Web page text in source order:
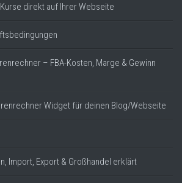
direkt auf Ihrer Webseite
– FBA-Kosten, Marge & Gewinn
Widget für deinen Blog/Webseite
Import, Export & Großhandel erklärt